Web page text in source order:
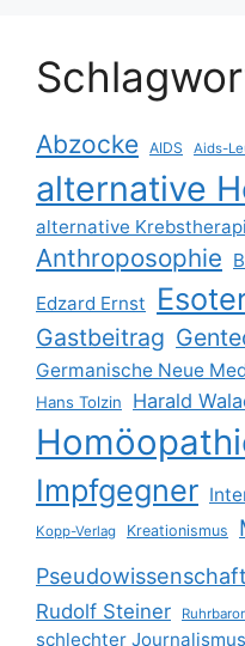
Abzocke AIDS Aids-
alternative
alternative
Anthroposophie
Edzard Ernst
Gastbeitrag
Germanische Neue
Hans Tolzin Harald
Impfgegner
Kopp-Verlag Kreationismus
Pseudowissenschaft
Rudolf Steiner
schlechter Journalismus